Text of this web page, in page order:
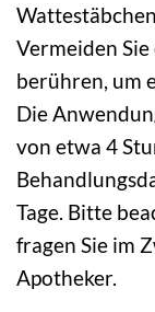
Vermeiden
berühren, um
Die
von etwa 4
Tage. Bitte
fragen Sie im
Apotheker.